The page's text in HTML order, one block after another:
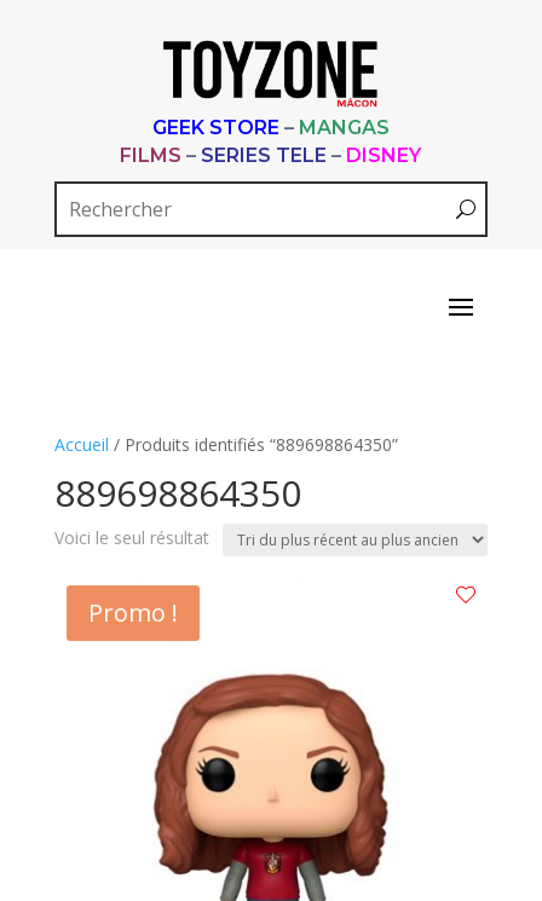
GEEK STORE – MANGAS
FILMS – SERIES TELE – DISNEY
Accueil / Produits identifiés “889698864350”
889698864350
Voici le seul résultat
Promo !